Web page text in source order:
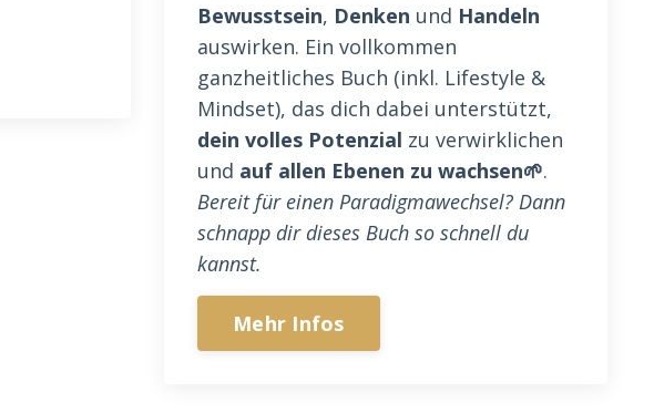
Bewusstsein, Denken und Handeln
auswirken. Ein vollkommen
ganzheitliches Buch (inkl. Lifestyle &
Mindset), das dich dabei unterstützt,
dein volles Potenzial zu verwirklichen
und auf allen Ebenen zu wachsen🌱.
Bereit für einen Paradigmawechsel? Dann
schnapp dir dieses Buch so schnell du
kannst.
Mehr Infos